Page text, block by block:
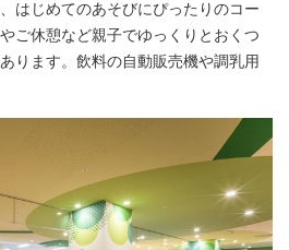
はじめてのあそびにぴったりのコー
ご休憩など親子でゆっくりとおくつ
ります。飲料の自動販売機や調乳用